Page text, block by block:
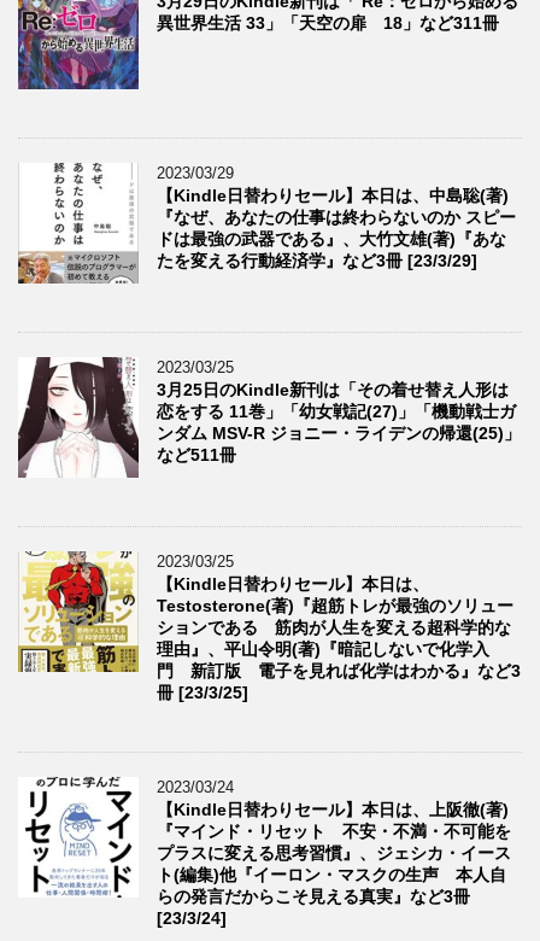
異世界生活 33」「天空の扉 18」など311冊
2023/03/29
【Kindle日替わりセール】本日は、中島聡(著)
『なぜ、あなたの仕事は終わらないのか スピー
ドは最強の武器である』、大竹文雄(著)『あな
たを変える行動経済学』など3冊 [23/3/29]
2023/03/25
3月25日のKindle新刊は「その着せ替え人形は
恋をする 11巻」「幼女戦記(27)」「機動戦士ガ
ンダム MSV-R ジョニー・ライデンの帰還(25)」
など511冊
2023/03/25
【Kindle日替わりセール】本日は、
Testosterone(著)『超筋トレが最強のソリュー
ションである 筋肉が人生を変える超科学的な
理由』、平山令明(著)『暗記しないで化学入
門 新訂版 電子を見れば化学はわかる』など3
冊 [23/3/25]
2023/03/24
【Kindle日替わりセール】本日は、上阪徹(著)
『マインド・リセット 不安・不満・不可能を
プラスに変える思考習慣』、ジェシカ・イース
ト(編集)他『イーロン・マスクの生声 本人自
らの発言だからこそ見える真実』など3冊
[23/3/24]